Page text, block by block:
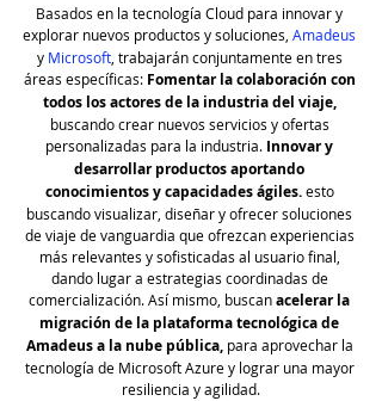
Basados en la tecnología Cloud para innovar y
explorar nuevos productos y soluciones, Amadeus
y Microsoft, trabajarán conjuntamente en tres
áreas específicas: Fomentar la colaboración con
todos los actores de la industria del viaje,
buscando crear nuevos servicios y ofertas
personalizadas para la industria. Innovar y
desarrollar productos aportando
conocimientos y capacidades ágiles. esto
buscando visualizar, diseñar y ofrecer soluciones
de viaje de vanguardia que ofrezcan experiencias
más relevantes y sofisticadas al usuario final,
dando lugar a estrategias coordinadas de
comercialización. Así mismo, buscan acelerar la
migración de la plataforma tecnológica de
Amadeus a la nube pública, para aprovechar la
tecnología de Microsoft Azure y lograr una mayor
resiliencia y agilidad.